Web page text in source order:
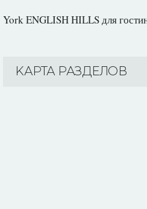
York ENGLISH HILLS для
KАРТА РАЗДЕЛОВ